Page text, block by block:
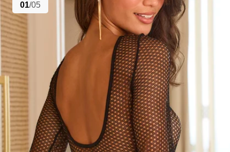
01/05